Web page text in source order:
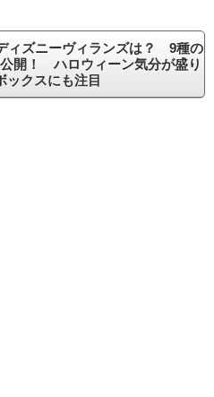
ィズニーヴィランズは？ 9種の
開！ ハロウィーン気分が盛り
ックスにも注目